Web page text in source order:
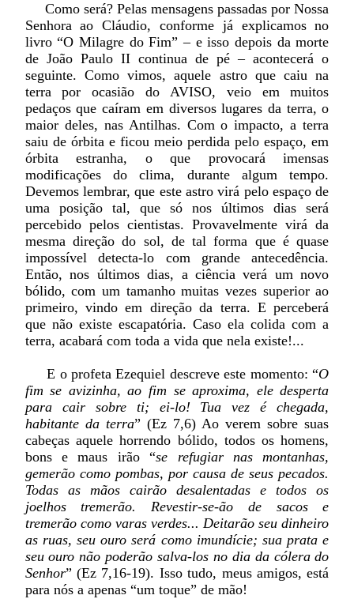
Como será? Pelas mensagens passadas por Nossa
Senhora ao Cláudio, conforme já explicamos no
livro “O Milagre do Fim” – e isso depois da morte
de João Paulo II continua de pé – acontecerá o
seguinte. Como vimos, aquele astro que caiu na
terra por ocasião do AVISO, veio em muitos
pedaços que caíram em diversos lugares da terra, o
maior deles, nas Antilhas. Com o impacto, a terra
saiu de órbita e ficou meio perdida pelo espaço, em
órbita estranha, o que provocará imensas
modificações do clima, durante algum tempo.
Devemos lembrar, que este astro virá pelo espaço de
uma posição tal, que só nos últimos dias será
percebido pelos cientistas. Provavelmente virá da
mesma direção do sol, de tal forma que é quase
impossível detecta-lo com grande antecedência.
Então, nos últimos dias, a ciência verá um novo
bólido, com um tamanho muitas vezes superior ao
primeiro, vindo em direção da terra. E perceberá
que não existe escapatória. Caso ela colida com a
terra, acabará com toda a vida que nela existe!...
E o profeta Ezequiel descreve este momento: “O
fim se avizinha, ao fim se aproxima, ele desperta
para cair sobre ti; ei-lo! Tua vez é chegada,
habitante da terra” (Ez 7,6) Ao verem sobre suas
cabeças aquele horrendo bólido, todos os homens,
bons e maus irão “se refugiar nas montanhas,
gemerão como pombas, por causa de seus pecados.
Todas as mãos cairão desalentadas e todos os
joelhos tremerão. Revestir-se-ão de sacos e
tremerão como varas verdes... Deitarão seu dinheiro
as ruas, seu ouro será como imundície; sua prata e
seu ouro não poderão salva-los no dia da cólera do
Senhor” (Ez 7,16-19). Isso tudo, meus amigos, está
para nós a apenas “um toque” de mão!